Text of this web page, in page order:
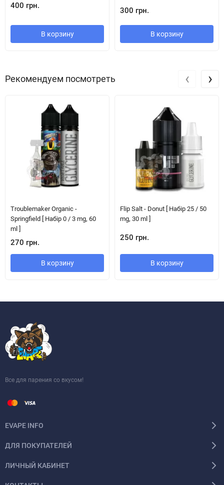
400 грн.
В корзину
300 грн.
В корзину
Рекомендуем посмотреть
Troublemaker Organic -
Springfield [ Набір 0 / 3 mg, 60
ml ]
270 грн.
В корзину
Flip Salt - Donut [ Набір 25 / 50
mg, 30 ml ]
250 грн.
В корзину
‹ ›
Все для парения со вкусом!
EVAPE INFO
ДЛЯ ПОКУПАТЕЛЕЙ
ЛИЧНЫЙ КАБИНЕТ